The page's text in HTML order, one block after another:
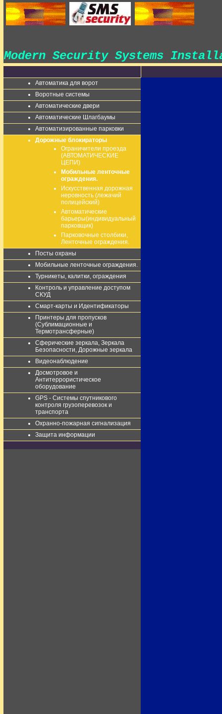
Modern Security Systems
Автоматика для ворот
Воротные системы
Автоматические двери
Автоматические Шлагбаумы
Автоматизированные парковки
Дорожные блокираторы
Ограничители проезда
(АВТОМАТИЧЕСКИЕ
ЦЕПИ)
Мобильные ленточные
ограждения.
Искусственная дорожная
неровность (лежачий
полицейский)
Автоматические
барьеры(индивидуальный
парковщик)
Парковочные столбики,
Ленточные ограждения.
Посты охраны
Мобильные ленточные ограждения.
Турникеты, калитки, ограждения
Контроль и управление доступом
СКУД
Смарт-карты и Идентификаторы
Принтеры для пропусков
(Сублимационные и
Термотрансферные)
Сферические зеркала, Зеркала
Безопасности, Дорожные зеркала
Видеонаблюдение
Досмотровое и
Антитеррористическое
оборудование
GPS - Системы спутникового
контроля грузоперевозок и
транспорта
Охранно-пожарная сигнализация
Защита информации